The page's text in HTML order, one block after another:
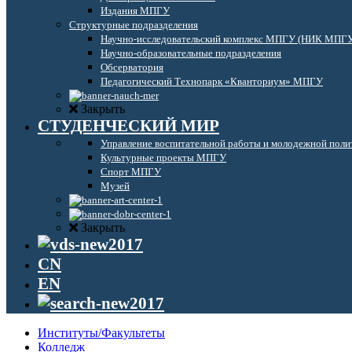
Издания МПГУ
Структурные подразделения
Научно-исследовательский комплекс МПГУ (НИК
Научно-образовательные подразделения
Обсерватория
Педагогический Технопарк «Кванториум» МПГУ
Закрыть
СТУДЕНЧЕСКИЙ МИР
Управление воспитательной работы и молодежной
Культурные проекты МПГУ
Спорт МПГУ
Музей
Закрыть
CN
EN
Институты/Факультеты
Колледж